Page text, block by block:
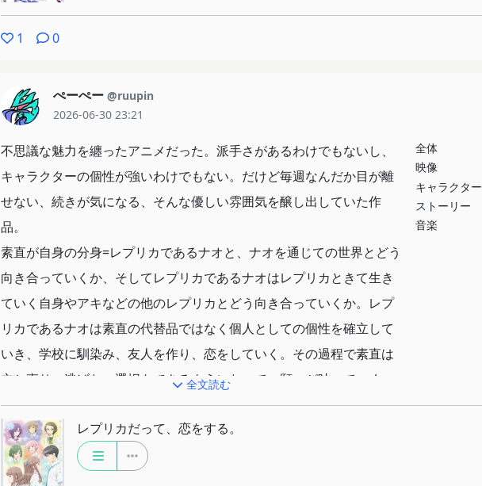
1 0
ぺーぺー @ruupin
2026-06-30 23:21
全体
映像
キャラクター
ストーリー
音楽
不思議な魅力を纏ったアニメだった。派手さがあるわけでもないし、
キャラクターの個性が強いわけでもない。だけど毎週なんだか目が離
せない、続きが気になる、そんな優しい雰囲気を醸し出していた作
品。
素直が自身の分身=レプリカであるナオと、ナオを通じての世界とどう
向き合っていくか、そしてレプリカであるナオはレプリカときて生き
ていく自身やアキなどの他のレプリカとどう向き合っていくか。レプ
リカであるナオは素直の代替品ではなく個人としての個性を確立して
いき、学校に馴染み、友人を作り、恋をしていく。その過程で素直は
立ち直り、逃げない選択をできるようになって。願いが叶っていく。
しかしナオはレプリカであるという事実は変えられないからこそ、ず
っとナオと素直は一緒に生きていくことはできないという矛盾。事実
他の先輩のレプリカは生徒の前での演説中に消えてしまうというショ
ッキングな展開。このあたりを丁寧だけど時に鋭利に描いていたのが
全文読む
レプリカだって、恋をする。